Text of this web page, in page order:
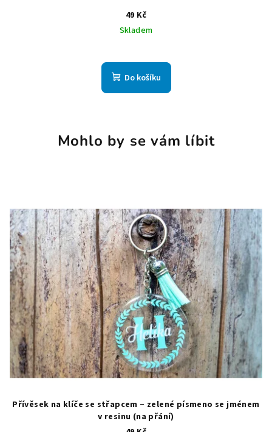
49 Kč
Skladem
Do košíku
Mohlo by se vám líbit
Přívěsek na klíče se střapcem – zelené písmeno se jménem
v resinu (na přání)